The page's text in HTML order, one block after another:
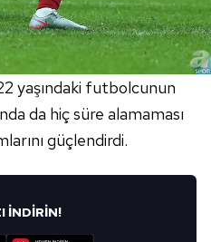
yaşındaki futbolcunun
da hiç süre alamaması
güçlendirdi.
İNDİRİN!